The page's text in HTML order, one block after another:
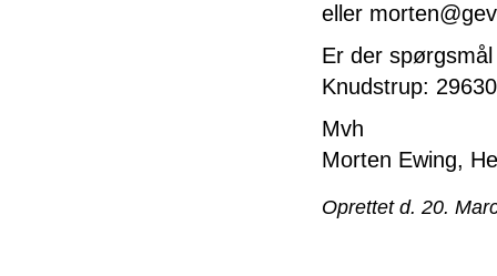
eller
Er der
Knudstrup:
Mvh
Morten Ewing,
Oprettet d. 20.